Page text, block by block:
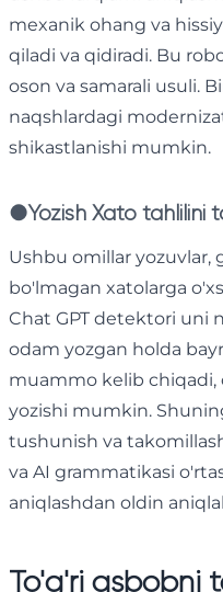
mexanik ohang va
qiladi va qidiradi. Bu
oson va samarali usuli.
naqshlardagi
shikastlanishi mumkin.
●Yozish Xato tahlilini
Ushbu omillar
bo'lmagan xatolarga
Chat GPT detektori uni
odam yozgan holda
muammo kelib chiqadi,
yozishi mumkin.
tushunish va
va AI grammatikasi
aniqlashdan oldin
To'g'ri asbobni